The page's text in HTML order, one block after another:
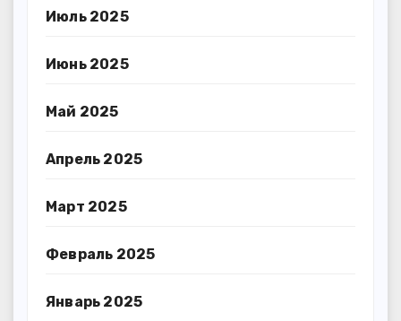
Июль 2025
Июнь 2025
Май 2025
Апрель 2025
Март 2025
Февраль 2025
Январь 2025